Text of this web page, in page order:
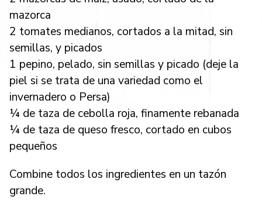
mazorca
2 tomates medianos, cortados a la mitad, sin
semillas, y picados
1 pepino, pelado, sin semillas y picado (deje la
piel si se trata de una variedad como el
invernadero o Persa)
¼ de taza de cebolla roja, finamente rebanada
¼ de taza de queso fresco, cortado en cubos
pequeños
Combine todos los ingredientes en un tazón
grande.